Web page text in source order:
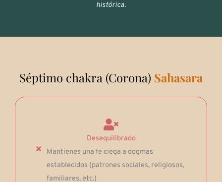
histórica.
Séptimo chakra (Corona) Sahasara
Desequilibrado
Mantienes una fe ciega a dogmas
establecidos (patrones sociales, religiosos,
familiares, etc.)